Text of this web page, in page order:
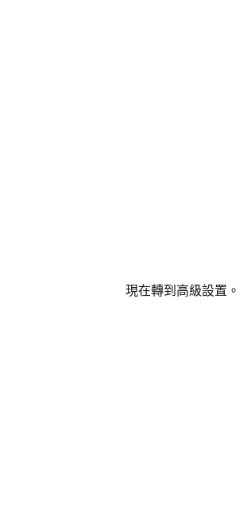
現在轉到高級設置。